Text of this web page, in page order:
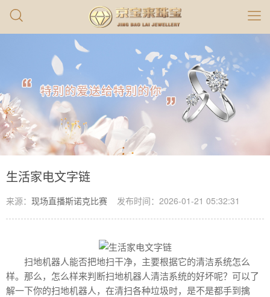
生活家电文字链
来源： 现场直播斯诺克比赛 发布时间：2026-01-21 05:32:31
扫地机器人能否把地扫干净，主要根据它的清洁系统怎么
样。那么，怎么样来判断扫地机器人清洁系统的好坏呢？可以了
解一下你的扫地机器人，在清扫各种垃圾时，是不是都手到擒